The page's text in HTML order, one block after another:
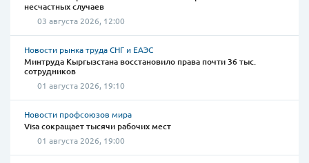
несчастных случаев
03 августа 2026, 12:00
Новости рынка труда СНГ и ЕАЭС
Минтруда Кыргызстана восстановило права почти 36 тыс.
сотрудников
01 августа 2026, 19:10
Новости профсоюзов мира
Visa сокращает тысячи рабочих мест
01 августа 2026, 19:00